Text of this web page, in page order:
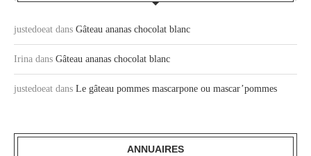
justedoeat dans Gâteau ananas chocolat blanc
Irina dans Gâteau ananas chocolat blanc
justedoeat dans Le gâteau pommes mascarpone ou mascar’pommes
ANNUAIRES